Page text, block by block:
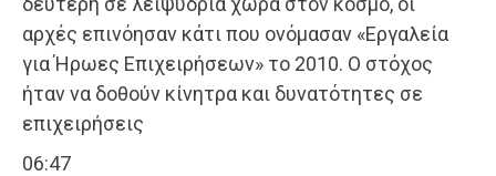
αρχές επινόησαν κάτι που ονόμασαν «Εργαλεία
για Ήρωες Επιχειρήσεων» το 2010. Ο στόχος
ήταν να δοθούν κίνητρα και δυνατότητες σε
επιχειρήσεις
06:47